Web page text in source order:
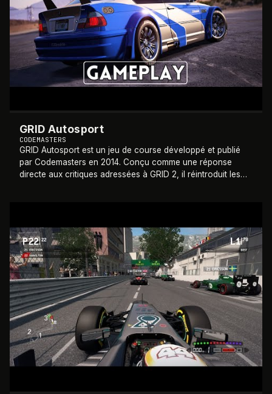
GRID Autosport
CODEMASTERS
GRID Autosport est un jeu de course développé et publié
par Codemasters en 2014. Conçu comme une réponse
directe aux critiques adressées à GRID 2, il réintroduit les